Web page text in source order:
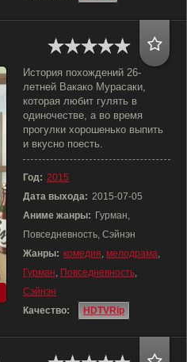
История похождений 26-
летней Вакако Мурасаки,
которая любит гулять в
одиночестве, а во время
прогулки хорошенько выпить
и вкусно поесть.
Год: 2015
Дата выхода: 2015-07-05
Аниме жанры: Гурман,
Повседневность, Сэйнэн
Жанры: комедия, мелодрама,
Гурман, Повседневность,
Сэйнэн
Качество:
HDTVRip